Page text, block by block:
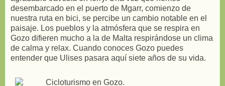
desembarcado en el puerto de Mgarr, comienzo de
nuestra ruta en bici, se percibe un cambio notable en el
paisaje. Los pueblos y la atmósfera que se respira en
Gozo difieren mucho a la de Malta respirándose un clima
de calma y relax. Cuando conoces Gozo puedes
entender que Ulises pasara aquí siete años de su vida.